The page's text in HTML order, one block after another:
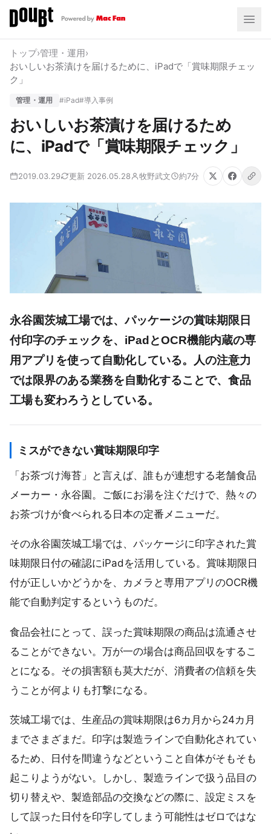
トップ›管理・運用›
おいしいお茶漬けを届けるために、iPadで「賞味期限チェッ
ク」
管理・運用 #iPad#導入事例
おいしいお茶漬けを届けるため
に、iPadで「賞味期限チェック」
2019.03.29 更新 2026.05.28 牧野武文 約7分
永谷園茨城工場では、パッケージの賞味期限日
付印字のチェックを、iPadとOCR機能内蔵の専
用アプリを使って自動化している。人の注意力
では限界のある業務を自動化することで、食品
工場も変わろうとしている。
ミスができない賞味期限印字
「お茶づけ海苔」と言えば、誰もが連想する老舗食品
メーカー・永谷園。ご飯にお湯を注ぐだけで、熱々の
お茶づけが食べられる日本の定番メニューだ。
その永谷園茨城工場では、パッケージに印字された賞
味期限日付の確認にiPadを活用している。賞味期限日
付が正しいかどうかを、カメラと専用アプリのOCR機
能で自動判定するというものだ。
食品会社にとって、誤った賞味期限の商品は流通させ
ることができない。万が一の場合は商品回収をするこ
とになる。その損害額も莫大だが、消費者の信頼を失
うことが何よりも打撃になる。
茨城工場では、生産品の賞味期限は6カ月から24カ月
までさまざまだ。印字は製造ラインで自動化されてい
るため、日付を間違うなどということ自体がそもそも
起こりようがない。しかし、製造ラインで扱う品目の
切り替えや、製造部品の交換などの際に、設定ミスを
して誤った日付を印字してしまう可能性はゼロではな